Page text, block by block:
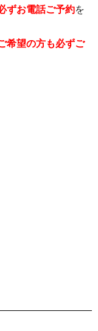
ずお電話ご予約を
希望の方も必ずご